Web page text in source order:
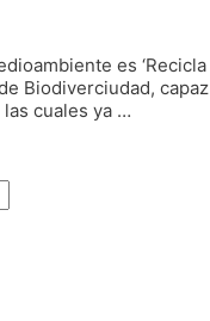
es ‘Recicla
Biodiverciudad, capaz
las cuales ya …